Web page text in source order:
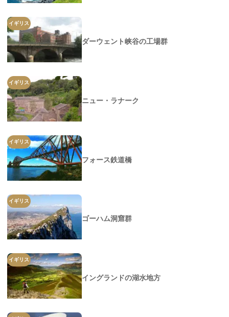
イギリス
ダーウェント峡谷の工場群
イギリス
ニュー・ラナーク
イギリス
フォース鉄道橋
イギリス
ゴーハム洞窟群
イギリス
イングランドの湖水地方